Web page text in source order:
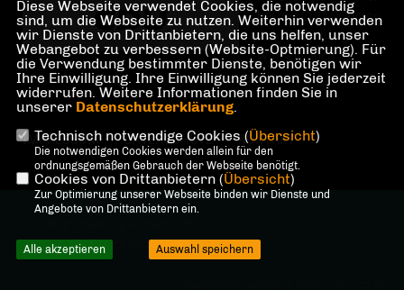
bei der CDU-Fraktion
Charlottenburg-
Wilmersdorf!
IMPRESSUM DATENSCHUTZ KONTAKT
@2026 CDU-Fraktion
Alle Rechte vorbehalten.
Diese Webseite verwendet Cookies, die notwendig
sind, um die Webseite zu nutzen. Weiterhin verwenden
wir Dienste von Drittanbietern, die uns helfen, unser
Webangebot zu verbessern (Website-Optmierung). Für
die Verwendung bestimmter Dienste, benötigen wir
Ihre Einwilligung. Ihre Einwilligung können Sie jederzeit
widerrufen. Weitere Informationen finden Sie in
unserer Datenschutzerklärung.
Technisch notwendige Cookies (Übersicht)
Die notwendigen Cookies werden allein für den
ordnungsgemäßen Gebrauch der Webseite benötigt.
Cookies von Drittanbietern (Übersicht)
Zur Optimierung unserer Webseite binden wir Dienste und
Angebote von Drittanbietern ein.
Alle akzeptieren Auswahl speichern